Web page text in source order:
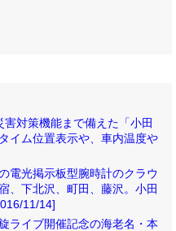
害対策機能まで備えた「小田
イム位置表示や、車内温度や
電光掲示板型腕時計のクラウ
、下北沢、町田、藤沢。小田
11/14]
ライブ開催記念の海老名・本